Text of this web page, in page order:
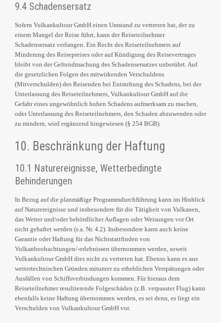
9.4 Schadensersatz
Sofern Vulkankultour GmbH einen Umstand zu vertreten hat, der zu
einem Mangel der Reise führt, kann der Reiseteilnehmer
Schadensersatz verlangen. Ein Recht des Reiseteilnehmers auf
Minderung des Reisepreises oder auf Kündigung des Reisevertrages
bleibt von der Geltendmachung des Schadensersatzes unberührt. Auf
die gesetzlichen Folgen des mitwirkenden Verschuldens
(Mitverschulden) des Reisenden bei Entstehung des Schadens, bei der
Unterlassung des Reiseteilnehmers, Vulkankultour GmbH auf die
Gefahr eines ungewöhnlich hohen Schadens aufmerksam zu machen,
oder Unterlassung des Reiseteilnehmers, den Schaden abzuwenden oder
zu mindern, wird ergänzend hingewiesen (§ 254 BGB).
10. Beschränkung der Haftung
10.1 Naturereignisse, Wetterbedingte
Behinderungen
In Bezug auf die planmäßige Programmdurchführung kann im Hinblick
auf Naturereignisse und insbesondere für die Tätigkeit von Vulkanen,
das Wetter und/oder behördlicher Auflagen oder Weisungen vor Ort
nicht gehaftet werden (s.a. Nr. 4.2). Insbesondere kann auch keine
Garantie oder Haftung für das Nichtstattfinden von
Vulkanbeobachtungen/-erlebnissen übernommen werden, soweit
Vulkankultour GmbH dies nicht zu vertreten hat. Ebenso kann es aus
wettertechnischen Gründen mitunter zu erheblichen Verspätungen oder
Ausfällen von Schiffsverbindungen kommen. Für hieraus dem
Reiseteilnehmer resultierende Folgeschäden (z.B. verpasster Flug) kann
ebenfalls keine Haftung übernommen werden, es sei denn, es liegt ein
Verschulden von Vulkankultour GmbH vor.